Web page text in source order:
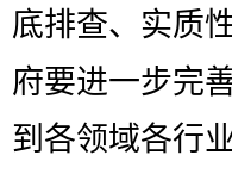
底排查、实质
府要进一步完
到各领域各行